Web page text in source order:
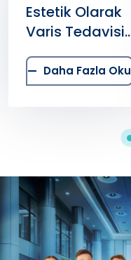
Estetik Olarak
Varis Tedavisi
Nasıl
Yapılmaktadır?
Daha Fazla Oku